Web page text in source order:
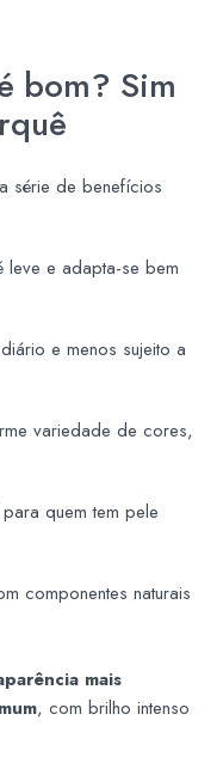
bom? Sim
série de benefícios
leve e adapta-se bem
e menos sujeito a
variedade de cores,
quem tem pele
componentes naturais
mais
, com brilho intenso